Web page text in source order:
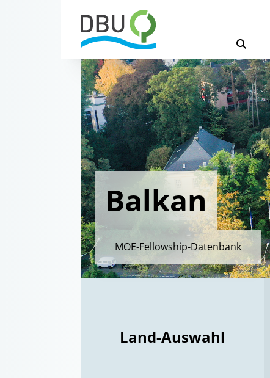
Balkan
MOE-Fellowship-Datenbank
Land-Auswahl